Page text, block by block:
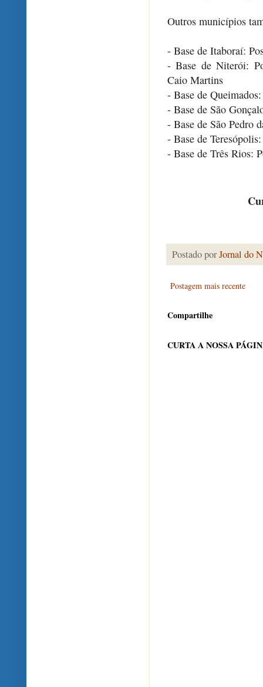
Outros municípios
- Base de Itaboraí:
- Base de Niterói:
Caio Martins
- Base de
- Base de São
- Base de São Pedro
- Base de
- Base de Três Rios:
Postado porJornal do
Postagem mais recente
Compartilhe
CURTA A NOSSA